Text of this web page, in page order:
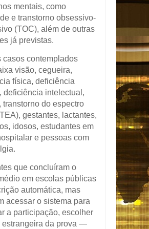
mentais, como
e transtorno obsessivo-
(TOC), além de outras
já previstas.
casos contemplados
visão, cegueira,
física, deficiência
deficiência intelectual,
transtorno do espectro
gestantes, lactantes,
idosos, estudantes em
e pessoas com
que concluíram o
em escolas públicas
automática, mas
acessar o sistema para
a participação, escolher
estrangeira da prova —